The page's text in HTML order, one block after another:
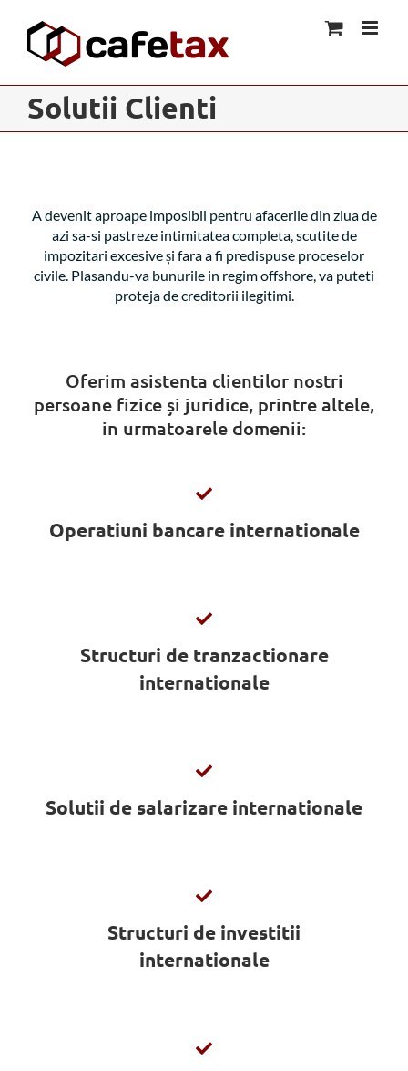
content
Solutii Clienti
A devenit aproape imposibil pentru afacerile din ziua de
azi sa-si pastreze intimitatea completa, scutite de
impozitari excesive și fara a fi predispuse proceselor
civile. Plasandu-va bunurile in regim offshore, va puteti
proteja de creditorii ilegitimi.
Oferim asistenta clientilor nostri
persoane fizice și juridice, printre altele,
in urmatoarele domenii:
Operatiuni bancare internationale
Structuri de tranzactionare
internationale
Solutii de salarizare internationale
Structuri de investitii
internationale